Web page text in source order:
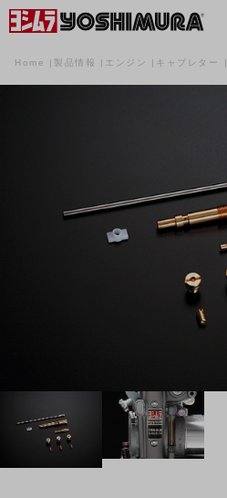
Home 製品情報 エンジン キャブレター